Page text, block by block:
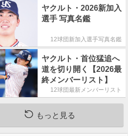
ヤクルト・2026新加入
選手 写真名鑑
12球団新加入選手写真名鑑
ヤクルト・首位猛追へ
道を切り開く【2026最
終メンバーリスト】
12球団最新メンバーリスト
もっと見る